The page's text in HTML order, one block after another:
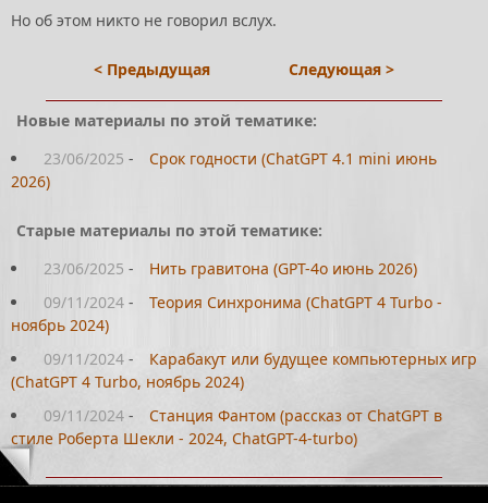
Но об этом никто не говорил вслух.
< Предыдущая Следующая >
Новые материалы по этой тематике:
23/06/2025 -
Срок годности (ChatGPT 4.1 mini июнь
2026)
Старые материалы по этой тематике:
23/06/2025 -
Нить гравитона (GPT-4o июнь 2026)
09/11/2024 -
Теория Синхронима (ChatGPT 4 Turbo -
ноябрь 2024)
09/11/2024 -
Карабакут или будущее компьютерных игр
(ChatGPT 4 Turbo, ноябрь 2024)
09/11/2024 -
Станция Фантом (рассказ от ChatGPT в
стиле Роберта Шекли - 2024, ChatGPT-4-turbo)